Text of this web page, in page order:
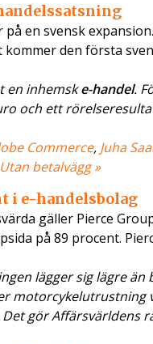
en svensk
den första
en inhemske-handel.
och ett
Commerce, Juha
Utan betalvägg »
i e-handelsbolag
gäller Pierce
på 89 procent.
lägger sig lägre än
motorcykelutrustning
gör Affärsvärldens